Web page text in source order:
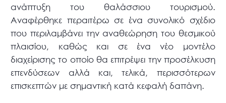
ανάπτυξη του θαλάσσιου τουρισμού.
Αναφέρθηκε περαιτέρω σε ένα συνολικό σχέδιο
που περιλαμβάνει την αναθεώρηση του θεσμικού
πλαισίου, καθώς και σε ένα νέο μοντέλο
διαχείρισης το οποίο θα επιτρέψει την προσέλκυση
επενδύσεων αλλά και, τελικά, περισσότερων
επισκεπτών με σημαντική κατά κεφαλή δαπάνη.